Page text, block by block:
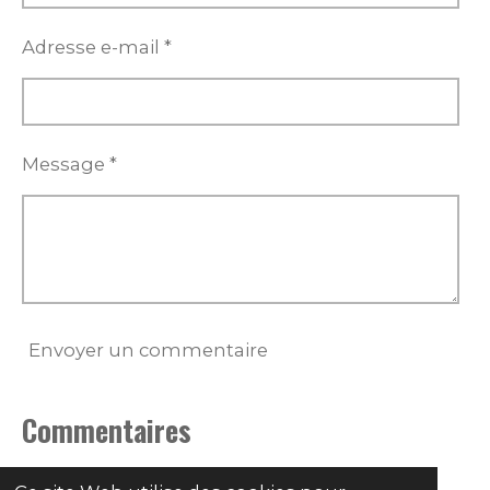
Adresse e-mail *
Message *
Envoyer un commentaire
Commentaires
Il n'y a pas encore de commentaire.